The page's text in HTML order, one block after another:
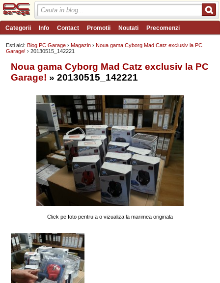
Categorii Info Contact Promotii Noutati Precomenzi
Review-uri Wishlist PC Garage TV Forum Blog Angajari
Esti aici:Blog PC Garage ›Magazin ›Noua gama Cyborg Mad Catz exclusiv la PC
Garage! › 20130515_142221
Noua gama Cyborg Mad Catz exclusiv la PC
Garage! » 20130515_142221
Click pe foto pentru a o vizualiza la marimea originala